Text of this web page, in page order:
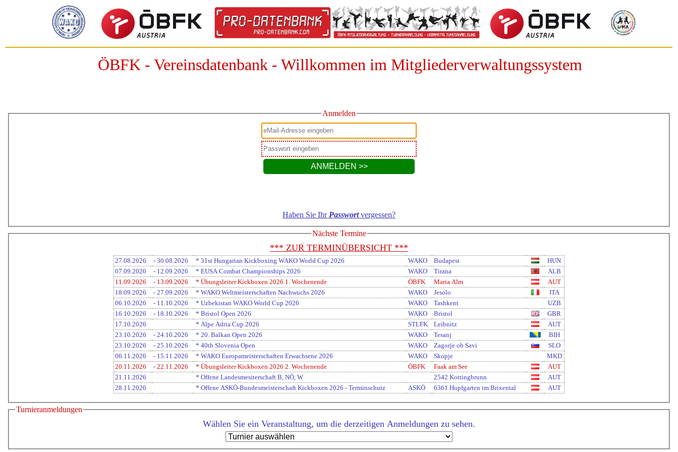
ÖBFK - Vereinsdatenbank - Willkommen im Mitgliederverwaltungssystem
Anmelden
Haben Sie Ihr Passwort vergessen?
Nächste Termine
*** ZUR TERMINÜBERSICHT ***
27.08.2026 - 30.08.2026 * 31st Hungarian Kickboxing WAKO World Cup 2026 WAKO Budapest
HUN
07.09.2026
- 12.09.2026 * EUSA Combat Championships 2026 WAKO Tirana
ALB
11.09.2026
- 13.09.2026 * Übungsleiter Kickboxen 2026 1. Wochenende ÖBFK Maria Alm
AUT
18.09.2026
- 27.09.2026 * WAKO Weltmeisterschaften Nachwuchs 2026 WAKO Jesolo
ITA
06.10.2026
- 11.10.2026 * Uzbekistan WAKO World Cup 2026 WAKO Tashkent
UZB
16.10.2026
- 18.10.2026 * Bristol Open 2026 WAKO Bristol
GBR
17.10.2026
* Alpe Adria Cup 2026 STLFK Leibnitz
AUT
23.10.2026
- 24.10.2026 * 20. Balkan Open 2026 WAKO Tesanj
BIH
23.10.2026
- 25.10.2026 * 40th Slovenia Open WAKO Zagorje ob Savi
SLO
06.11.2026
- 15.11.2026 * WAKO Europameisterschaften Erwachsene 2026 WAKO Skopje
MKD
20.11.2026
- 22.11.2026 * Übungsleiter Kickboxen 2026 2. Wochenende ÖBFK Faak am See
AUT
21.11.2026
* Offene Landesmesiterschaft B, NÖ, W 2542 Kottingbrunn
AUT
28.11.2026
* Offene ASKÖ-Bundesmeisterschaft Kickboxen 2026 - Terminschutz ASKÖ 6361 Hopfgarten im Brixental AUT
Turnieranmeldungen
Wählen Sie ein Veranstaltung, um die derzeitigen Anmeldungen zu sehen.